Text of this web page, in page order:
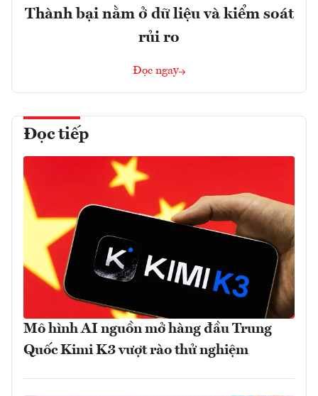
Thành bại nằm ở dữ liệu và kiểm soát
rủi ro
Đọc ngay
Đọc tiếp
Mô hình AI nguồn mở hàng đầu Trung
Quốc Kimi K3 vượt rào thử nghiệm